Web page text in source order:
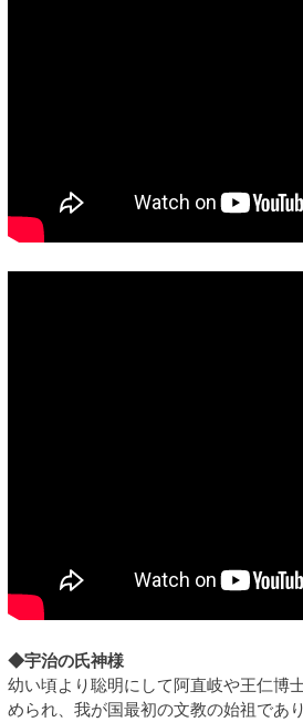
◆宇治の氏神様
幼い頃より聡明にして阿直岐や王仁博
められ、我が国最初の文教の始祖であ